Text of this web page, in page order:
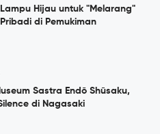
Hijau untuk "Melarang"
di Pemukiman
Sastra Endō Shūsaku,
di Nagasaki